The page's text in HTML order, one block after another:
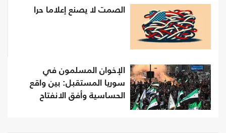
الصمت لا يصنع إعلاما حرا
الإخوان المسلمون في
سوريا المستقبل: بين واقع
الحساسية وأفق الانفتاح